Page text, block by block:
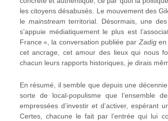
les citoyens désabusés. Le mouvement des
le mainstream territorial. Désormais, une
s’appuie médiatiquement le plus est
France », la conversation publiée parZadigen
cet ancrage, cet amour des lieux qui nous
chacun leurs rapports historiques, je dirais
En résumé, il semble que depuis une
sorte de local-populisme que l’ensemble
empressées d’investir et d’activer, espérant
Certes, chacune le fait par l’entrée qui lui